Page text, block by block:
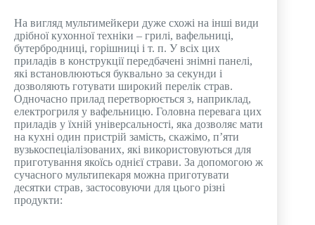
На вигляд мультимейкери дуже схожі на інші види
дрібної кухонної техніки – грилі, вафельниці,
бутербродниці, горішниці і т. п. У всіх цих
приладів в конструкції передбачені знімні панелі,
які встановлюються буквально за секунди і
дозволяють готувати широкий перелік страв.
Одночасно прилад перетворюється з, наприклад,
електрогриля у вафельницю. Головна перевага цих
приладів у їхній універсальності, яка дозволяє мати
на кухні один пристрій замість, скажімо, п’яти
вузькоспеціалізованих, які використовуються для
приготування якоїсь однієї страви. За допомогою ж
сучасного мультипекаря можна приготувати
десятки страв, застосовуючи для цього різні
продукти: